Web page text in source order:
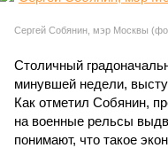
Сергей Собянин, мэр Москвы
Столичный
минувшей недели,
Как отметил Собянин,
на военные рельсы
понимают, что такое